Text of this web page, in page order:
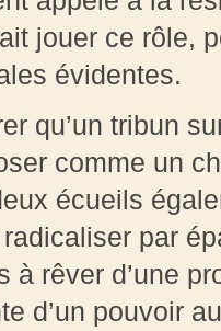
jouer ce rôle,
évidentes.
qu’un tribun
comme un
écueils
par
à rêver d’une
d’un pouvoir